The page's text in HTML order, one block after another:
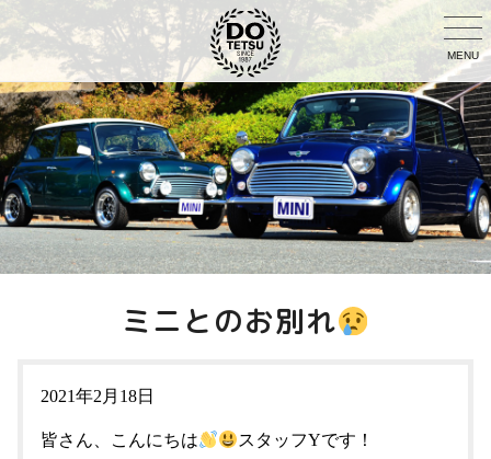
MENU
ミニとのお別れ
2021年2月18日
皆さん、こんにちは スタッフYです！